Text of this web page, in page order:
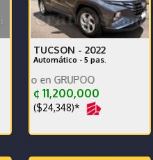
de agencia impecable
TUCSON - 2022
Automático - 5 pas.
GRUPOQ
¢ 11,200,000
($24,348)*